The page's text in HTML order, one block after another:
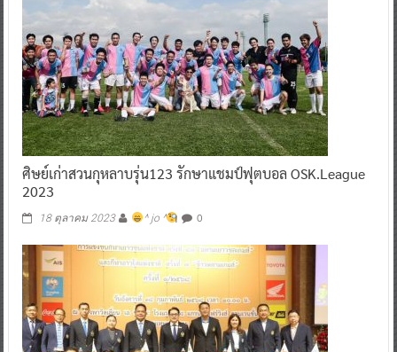
ศิษย์เก่าสวนกุหลาบรุ่น123 รักษาแชมป์ฟุตบอล OSK.League
2023
18 ตุลาคม 2023 ^ jo ^ 0